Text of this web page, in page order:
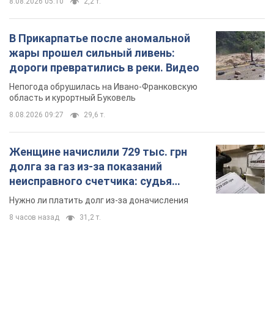
долга за газ из-за показаний
неисправного счетчика: судья
вынес неожиданное решение
Нужно ли платить долг из-за доначисления
8 часов назад 31,2 т.